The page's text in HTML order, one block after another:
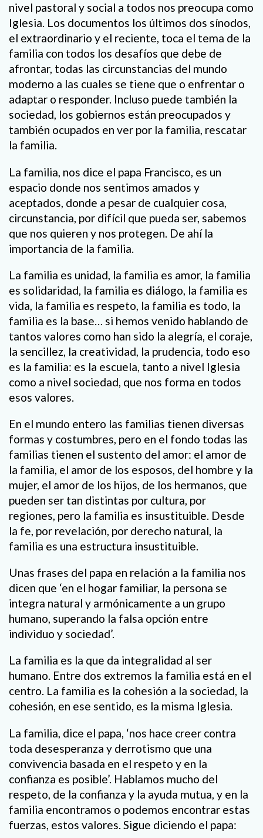
nivel pastoral y social a todos nos preocupa como
Iglesia. Los documentos los últimos dos sínodos,
el extraordinario y el reciente, toca el tema de la
familia con todos los desafíos que debe de
afrontar, todas las circunstancias del mundo
moderno a las cuales se tiene que o enfrentar o
adaptar o responder. Incluso puede también la
sociedad, los gobiernos están preocupados y
también ocupados en ver por la familia, rescatar
la familia.
La familia, nos dice el papa Francisco, es un
espacio donde nos sentimos amados y
aceptados, donde a pesar de cualquier cosa,
circunstancia, por difícil que pueda ser, sabemos
que nos quieren y nos protegen. De ahí la
importancia de la familia.
La familia es unidad, la familia es amor, la familia
es solidaridad, la familia es diálogo, la familia es
vida, la familia es respeto, la familia es todo, la
familia es la base… si hemos venido hablando de
tantos valores como han sido la alegría, el coraje,
la sencillez, la creatividad, la prudencia, todo eso
es la familia: es la escuela, tanto a nivel Iglesia
como a nivel sociedad, que nos forma en todos
esos valores.
En el mundo entero las familias tienen diversas
formas y costumbres, pero en el fondo todas las
familias tienen el sustento del amor: el amor de
la familia, el amor de los esposos, del hombre y la
mujer, el amor de los hijos, de los hermanos, que
pueden ser tan distintas por cultura, por
regiones, pero la familia es insustituible. Desde
la fe, por revelación, por derecho natural, la
familia es una estructura insustituible.
Unas frases del papa en relación a la familia nos
dicen que ‘en el hogar familiar, la persona se
integra natural y armónicamente a un grupo
humano, superando la falsa opción entre
individuo y sociedad’.
La familia es la que da integralidad al ser
humano. Entre dos extremos la familia está en el
centro. La familia es la cohesión a la sociedad, la
cohesión, en ese sentido, es la misma Iglesia.
La familia, dice el papa, ‘nos hace creer contra
toda desesperanza y derrotismo que una
convivencia basada en el respeto y en la
confianza es posible’. Hablamos mucho del
respeto, de la confianza y la ayuda mutua, y en la
familia encontramos o podemos encontrar estas
fuerzas, estos valores. Sigue diciendo el papa: